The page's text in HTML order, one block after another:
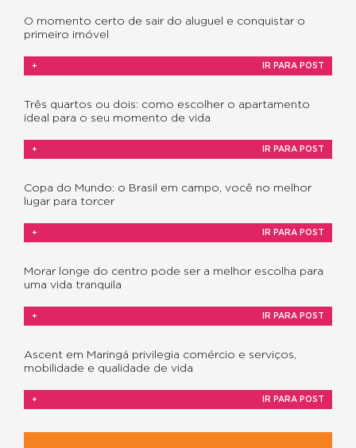
O momento certo de sair do aluguel e conquistar o
primeiro imóvel
+ IR PARA POST
Três quartos ou dois: como escolher o apartamento
ideal para o seu momento de vida
+ IR PARA POST
Copa do Mundo: o Brasil em campo, você no melhor
lugar para torcer
+ IR PARA POST
Morar longe do centro pode ser a melhor escolha para
uma vida tranquila
+ IR PARA POST
Ascent em Maringá privilegia comércio e serviços,
mobilidade e qualidade de vida
+ IR PARA POST